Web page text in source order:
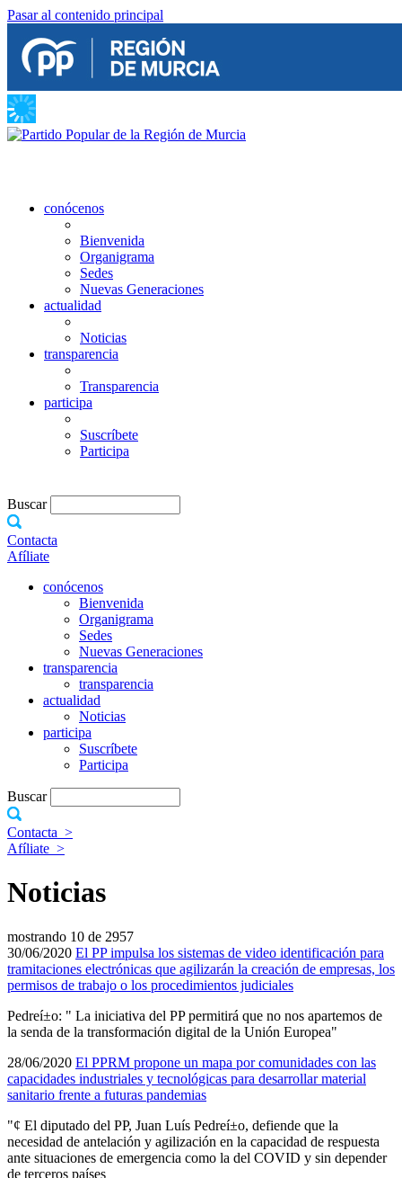
Pasar al contenido principal
conócenos
Bienvenida
Organigrama
Sedes
Nuevas Generaciones
actualidad
Noticias
transparencia
Transparencia
participa
Suscríbete
Participa
Buscar
Contacta
Afíliate
conócenos
Bienvenida
Organigrama
Sedes
Nuevas Generaciones
transparencia
transparencia
actualidad
Noticias
participa
Suscríbete
Participa
Buscar
Contacta >
Afíliate >
Noticias
mostrando 10 de 2957
30/06/2020 El PP impulsa los sistemas de video identificación para
tramitaciones electrónicas que agilizarán la creación de empresas, los
permisos de trabajo o los procedimientos judiciales
Pedreí±o: " La iniciativa del PP permitirá que no nos apartemos de
la senda de la transformación digital de la Unión Europea"
28/06/2020 El PPRM propone un mapa por comunidades con las
capacidades industriales y tecnológicas para desarrollar material
sanitario frente a futuras pandemias
"¢ El diputado del PP, Juan Luí­s Pedreí±o, defiende que la
necesidad de antelación y agilización en la capacidad de respuesta
ante situaciones de emergencia como la del COVID y sin depender
de terceros paí­ses